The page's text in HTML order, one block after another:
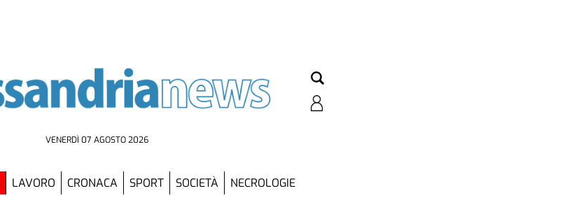
VENERDÌ 07 AGOSTO 2026
LAVORO CRONACA SPORT SOCIETÀ NECROLOGIE